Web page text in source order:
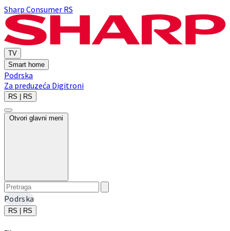
Sharp Consumer RS
TV
Smart home
Podrska
Za preduzeća Digitroni
RS | RS
Otvori glavni meni
Podrska
RS | RS